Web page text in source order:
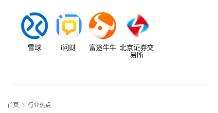
雪球 i问财 富途牛牛 北京证券交
易所
首页 行业热点